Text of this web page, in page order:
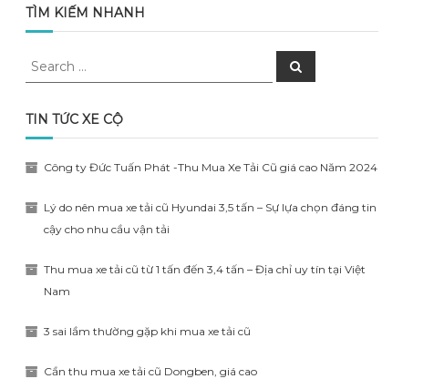
TÌM KIẾM NHANH
Search
Search
TIN TỨC XE CỘ
Công ty Đức Tuấn Phát -Thu Mua Xe Tải Cũ giá cao Năm 2024
Lý do nên mua xe tải cũ Hyundai 3,5 tấn – Sự lựa chọn đáng tin
cậy cho nhu cầu vận tải
Thu mua xe tải cũ từ 1 tấn đến 3,4 tấn – Địa chỉ uy tín tại Việt
Nam
3 sai lầm thường gặp khi mua xe tải cũ
Cần thu mua xe tải cũ Dongben, giá cao